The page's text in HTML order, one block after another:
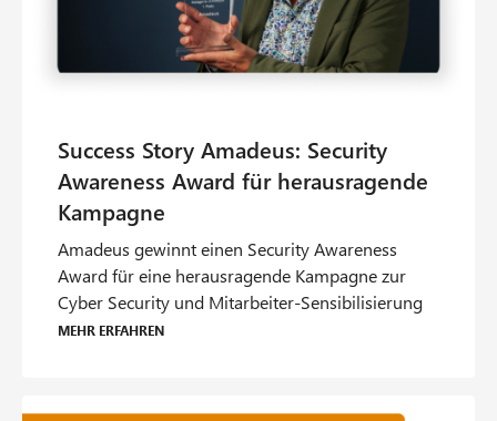
Amadeus gewinnt einen Security Awareness
Award für eine herausragende Kampagne zur
Cyber Security und Mitarbeiter-Sensibilisierung
Mehr erfahren